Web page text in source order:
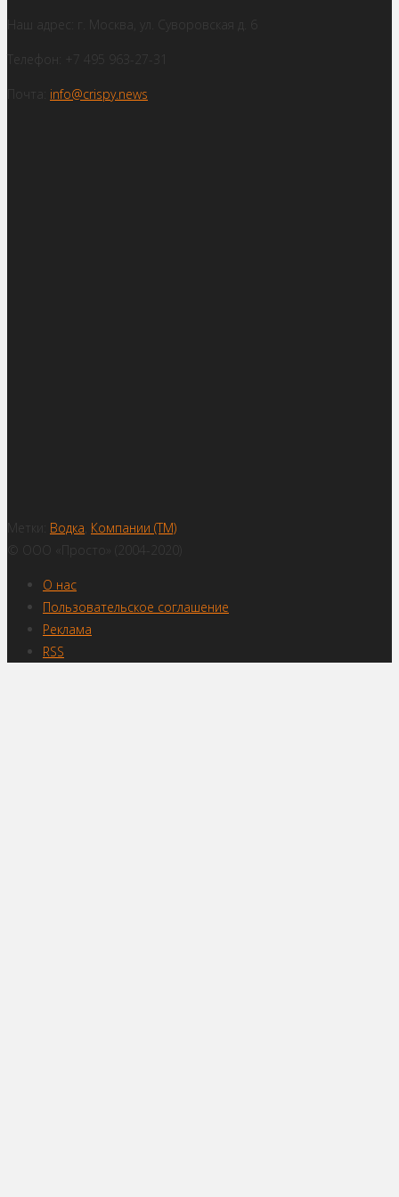
Наш адрес: г. Москва, ул. Суворовская д. 6
Телефон: +7 495 963-27-31
Почта: info@crispy.news
Метки: Водка Компании (ТМ)
© ООО «Просто» (2004-2020)
О нас
Пользовательское соглашение
Реклама
RSS